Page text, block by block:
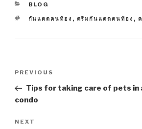
CATEGORIES
BLOG
TAGS
กันแดดคนท้อง , ครีมกันแดดคนท้อง ,
Previous
Post
PREVIOUS
Tips for taking care of pets in
condo
Next
NEXT